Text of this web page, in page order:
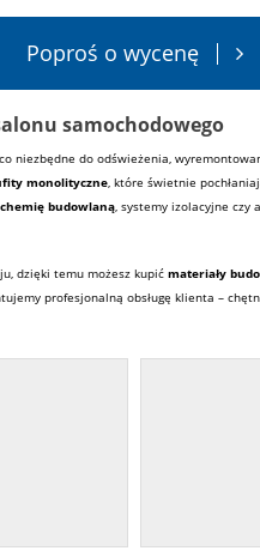
Poproś o wycenę
samochodowego
niezbędne do odświeżenia,
monolityczne, które świetnie
chemię budowlaną, systemy izolacyjne czy
dzięki temu możesz kupić materiały
profesjonalną obsługę klienta –